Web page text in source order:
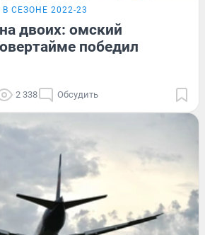
СЕЗОНЕ 2022-23
двоих: омский
победил
2 338 Обсудить